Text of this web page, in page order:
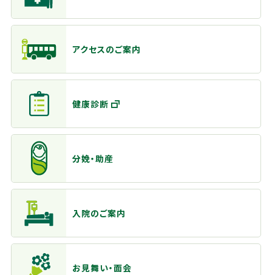
アクセスのご案内
健康診断
分娩・助産
入院のご案内
お見舞い・面会